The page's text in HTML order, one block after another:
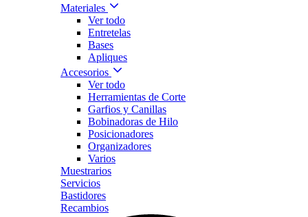
Materiales
Ver todo
Entretelas
Bases
Apliques
Accesorios
Ver todo
Herramientas de Corte
Garfios y Canillas
Bobinadoras de Hilo
Posicionadores
Organizadores
Varios
Muestrarios
Servicios
Bastidores
Recambios